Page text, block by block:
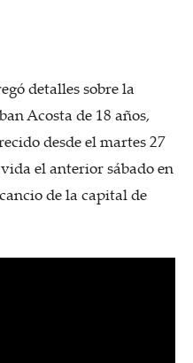
detalles sobre la
Acosta de 18 años,
desde el martes 27
el anterior sábado en
de la capital de